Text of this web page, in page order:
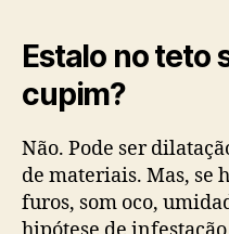
Estalo no teto
cupim?
Não. Pode ser
de materiais. Mas, se
furos, som oco,